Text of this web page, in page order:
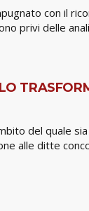
con il
privi delle
del
alle ditte